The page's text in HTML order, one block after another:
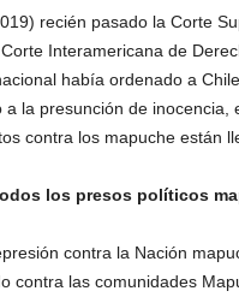
recién pasado la Corte
Interamericana de
había ordenado a
la presunción de
contra los mapuche están
los presos políticos
contra la Nación
contra las comunidades